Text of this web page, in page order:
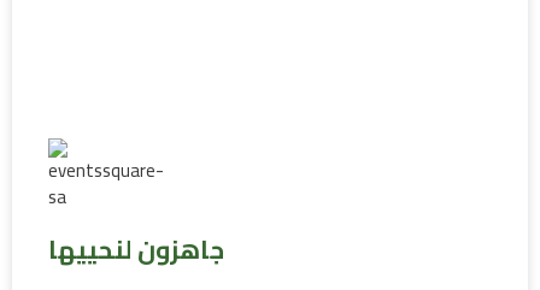
جاهزون لنحييها